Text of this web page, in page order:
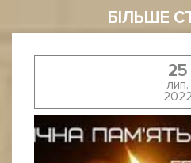
БІЛЬШЕ
25
лип.
2022